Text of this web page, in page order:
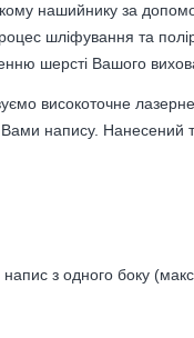
нашийнику за
шліфування та
шерсті Вашого
високоточне
напису. Нанесений
з одного боку